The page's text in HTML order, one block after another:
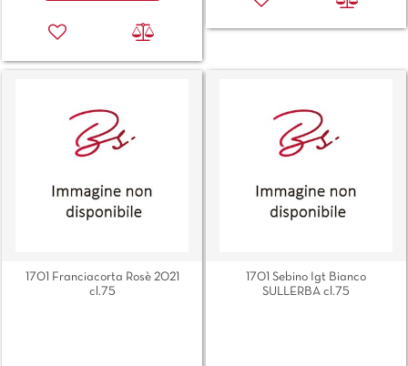
1701 Franciacorta Rosè 2021
cl.75
1701 Sebino Igt Bianco
SULLERBA cl.75